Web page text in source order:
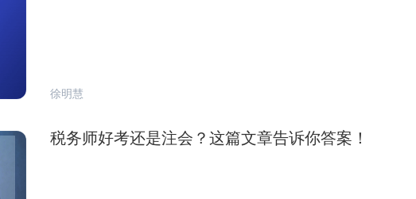
徐明慧
税务师好考还是注会？这篇文章告诉你答案！